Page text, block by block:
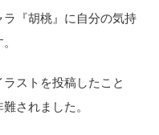
『胡桃』に自分の気持
ストを投稿したこと
されました。